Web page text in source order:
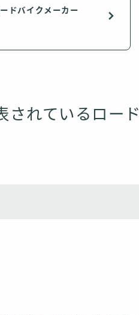
ドバイクメーカー
されているロード